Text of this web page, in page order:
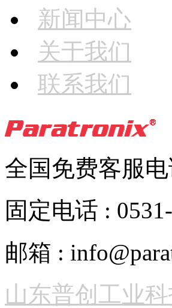
新闻中心
关于我们
联系我们
全国免费客服电
固定电话 :
邮箱 :
山东普创工业